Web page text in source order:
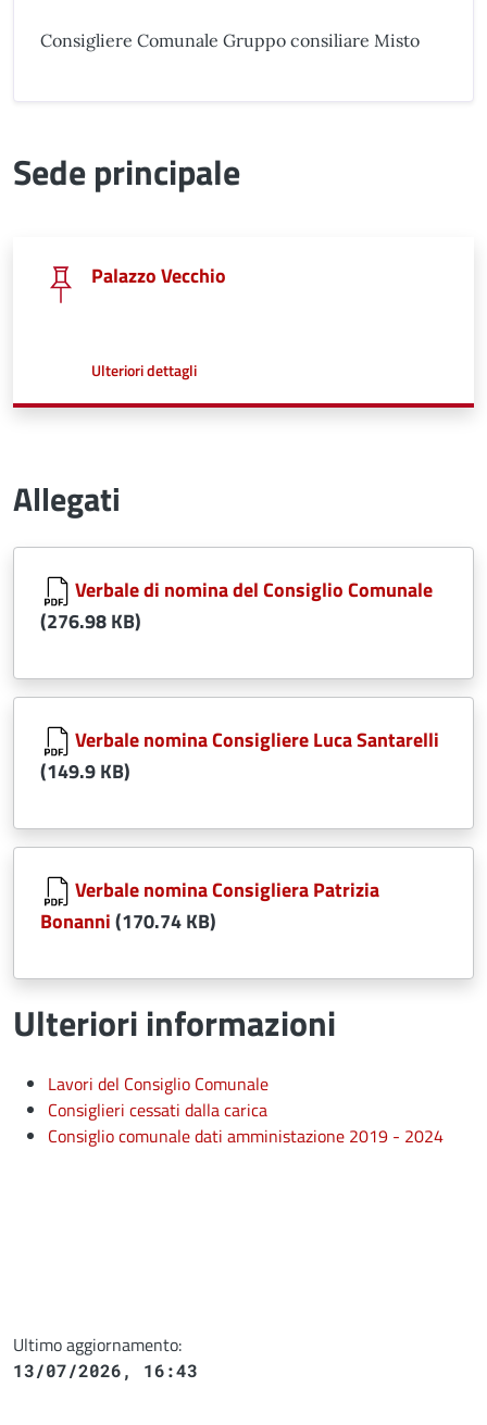
Consigliere Comunale Gruppo consiliare Misto
Sede principale
Palazzo Vecchio
Ulteriori dettaglia proposito di
Allegati
Document
Verbale di nomina del Consiglio Comunale
(276.98 KB)
Document
Verbale nomina Consigliere Luca Santarelli
(149.9 KB)
Document
Verbale nomina Consigliera Patrizia
Bonanni(170.74 KB)
Ulteriori informazioni
Lavori del Consiglio Comunale
Consiglieri cessati dalla carica
Consiglio comunale dati amministazione 2019 - 2024
Ultimo aggiornamento:
13/07/2026, 16:43